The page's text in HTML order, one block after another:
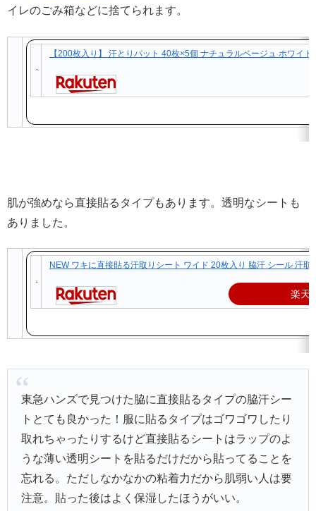
イレのごみ箱などに捨てられます。
【200枚入り】 汗とりパット 40枚×5個 ナチュラルベージュ ホワイ
肌が強めなら直接貼るタイプもあります。透明なシートも
ありました。
NEW ワキに直接貼る汗取りシート ワイド 20枚入り 脇汗 シール 汗取
楽天
東急ハンズで見つけた脇に直接貼るタイプの脇汗シー
トとても良かった！服に貼るタイプはゴワゴワしたり
取れちゃったりするけど直接貼るシートはラップのよ
うな薄い透明シートを貼るだけだから貼ってることを
忘れる。ただしなかなかの粘着力だから肌弱い人は要
注意。貼った後はよく保湿したほうがいい。